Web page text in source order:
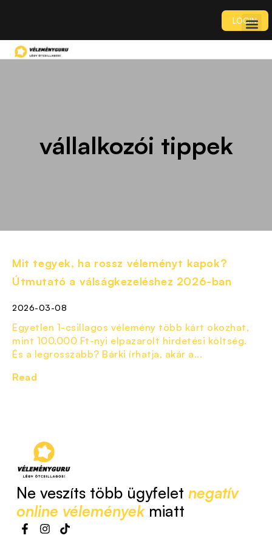
LOGIN
vállalkozói tippek
Mit tegyek, ha rossz véleményt kapok?
Útmutató a válságkezeléshez 2026-ban
2026-03-08
Egyetlen 1-csillagos vélemény több kárt okozhat,
mint 100.000 Ft-nyi elpazarolt hirdetési költség.
És a legrosszabb? Bárki írhatja, akár a...
Read
Ne veszíts több ügyfelet negatív
online véleményekmiatt